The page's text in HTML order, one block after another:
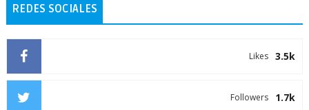
REDES SOCIALES
3.5k
Likes
1.7k
Followers